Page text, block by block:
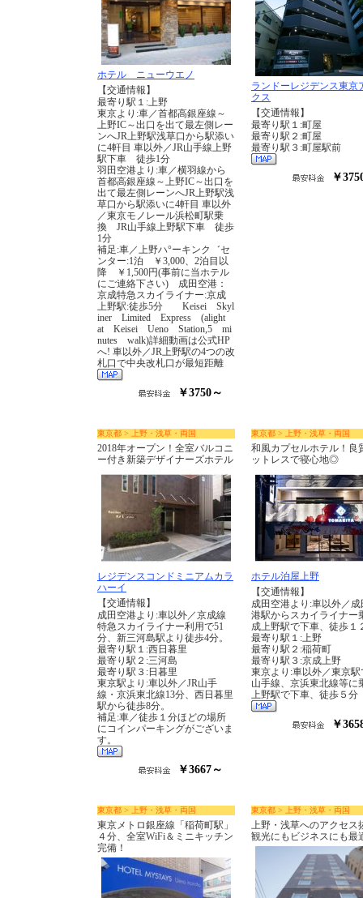
ホテル ニューウエノ
【交通情報】
最寄り駅１:上野
東京より:車／首都高銀座線～
上野IC～出口を出て最左側レー
ンへJR上野駅浅草口から駅添い
に4軒目 車以外／JR山手線上野
駅下車 徒歩1分
羽田空港より:車／横羽線から
首都高銀座線～上野IC～出口を
出て最左側レーンへJR上野駅浅
草口から駅添いに4軒目 車以外
／東京モノレール浜松町駅乗
換 JR山手線上野駅下車 徒歩
1分
補足:車／上野ハ°ーキンク゛セ
ンター:1泊 ￥3,000、2泊目以
降 ￥1,500円(事前に当ホテル
にご連絡下さい) 成田空港：
京成特急スカイライナー:京成
上野駅:徒歩5分 Keisei Skyl
iner Limited Express (alight
at Keisei Ueno Station,5 mi
nutes walk)詳細動画は公式HP
へ! 車以外／JR上野駅の4つの改
札口で中央改札口が最短距離
￥3750～
ランドーレジデンス東京
クス
【交通情報】
最寄り駅１:町屋
最寄り駅２:町屋
最寄り駅３:町屋駅前
￥
東京都 > 上野・浅草・両国
2018年オープン！全室バルコニ
ー付き新築デザイナーズホテル
レジデンスコンドミニアムカラ
ハーイ
【交通情報】
成田空港より:車以外／京成線
特急スカイライナー利用で51
分、新三河島駅より徒歩4分。
最寄り駅１:西日暮里
最寄り駅２:三河島
最寄り駅３:日暮里
東京駅より:車以外／JR山手
線・京浜東北線13分、西日暮里
駅から徒歩8分。
補足:車／徒歩１分ほどの場所
にコインパーキングがございま
す。
￥3667～
東京都 > 上野・浅草・両国
和風カプセルホテル！良
ットレスで寝心地◎
ホテル泊屋上野
【交通情報】
成田空港より:車以外／成
港駅からスカイライナー
成上野駅で下車、徒歩１
最寄り駅１:上野
最寄り駅２:稲荷町
最寄り駅３:京成上野
東京より:車以外／東京駅
山手線、京浜東北線等に
上野駅で下車、徒歩５分
￥
東京都 > 上野・浅草・両国
東京メトロ銀座線「稲荷町駅」
４分、全室WiFi＆ミニキッチン
完備！
東京都 > 上野・浅草・両国
上野・浅草へのアクセス
観光にもビジネスにも最